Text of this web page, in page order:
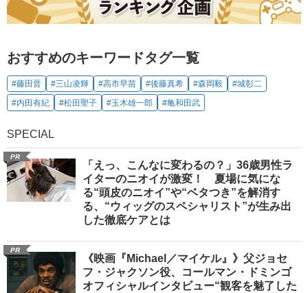
おすすめのキーワードタグ一覧
#藤田晋 #三山凌輝 #高市早苗 #後藤真希 #森岡毅
#城彰二
#内田有紀
#松田聖子 #玉木雄一郎 #亀和田武
SPECIAL
PR
「えっ、こんなに変わるの？」36歳男性ラ
イターのニオイが激変！ 夏場に気にな
る“頭皮のニオイ”や“ベタつき”を解消す
る、“ウィッグのスペシャリスト”が生み出
した徹底ケアとは
PR
《映画『Michael／マイケル』》父ジョセ
フ・ジャクソン役、コールマン・ドミンゴ
オフィシャルインタビュー“観客を魅了した